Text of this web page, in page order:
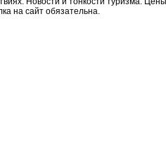
на сайт обязательна.